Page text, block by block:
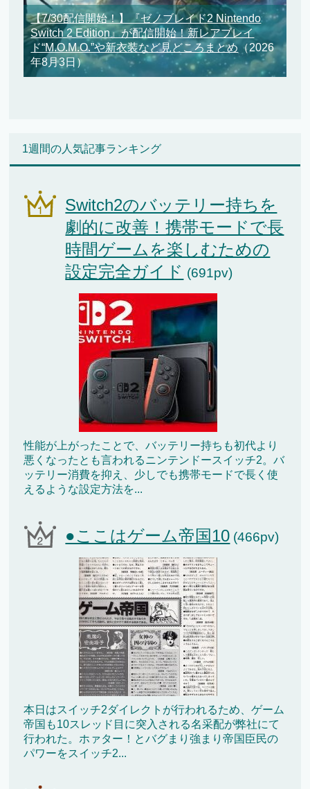
【7/30配信開始！】『ゼノブレイド2 Nintendo
Switch 2 Edition』が配信開始！新レアブレイ
ド“M.O.M.O.”や新衣装など見どころまとめ（2026
年8月3日）
1週間の人気記事ランキング
Switch2のバッテリー持ちを
劇的に改善！携帯モードで長
時間ゲームを楽しむための
設定完全ガイド (691pv)
性能が上がったことで、バッテリー持ちも初代より
悪くなったとも言われるニンテンドースイッチ2。バ
ッテリー消費を抑え、少しでも携帯モードで長く使
えるような設定方法を...
●ここはゲーム帝国10 (466pv)
本日はスイッチ2ダイレクトが行われるため、ゲーム
帝国も10スレッド目に突入される名采配が弊社にて
行われた。ホァター！とバグまり強まり帝国臣民の
パワーをスイッチ2...